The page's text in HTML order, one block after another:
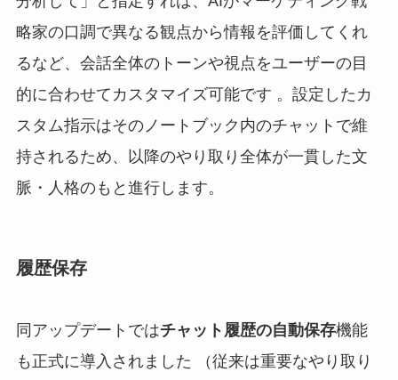
略家の口調で異なる観点から情報を評価してくれ
るなど、会話全体のトーンや視点をユーザーの目
的に合わせてカスタマイズ可能です 。設定したカ
スタム指示はそのノートブック内のチャットで維
持されるため、以降のやり取り全体が一貫した文
脈・人格のもと進行します。
履歴保存
同アップデートではチャット履歴の自動保存機能
も正式に導入されました （従来は重要なやり取り